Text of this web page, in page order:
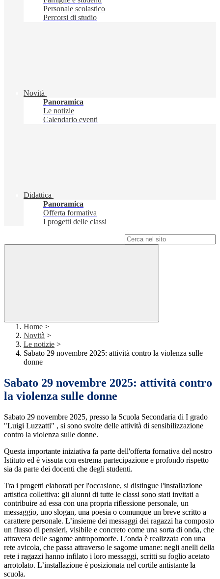
Personale scolastico
Percorsi di studio
Novità
Panoramica
Le notizie
Calendario eventi
Didattica
Panoramica
Offerta formativa
I progetti delle classi
Home >
Novità >
Le notizie >
Sabato 29 novembre 2025: attività contro la violenza sulle
donne
Sabato 29 novembre 2025: attività contro
la violenza sulle donne
Sabato 29 novembre 2025, presso la Scuola Secondaria di I grado
"Luigi Luzzatti" , si sono svolte delle attività di sensibilizzazione
contro la violenza sulle donne.
Questa importante iniziativa fa parte dell'offerta fornativa del nostro
Istituto ed è vissuta con estrema partecipazione e profondo rispetto
sia da parte dei docenti che degli studenti.
Tra i progetti elaborati per l'occasione, si distingue l'installazione
artistica collettiva: gli alunni di tutte le classi sono stati invitati a
contribuire ad essa con una propria riflessione personale, un
messaggio, uno slogan, una poesia o comunque un breve scritto a
carattere personale. L’insieme dei messaggi dei ragazzi ha composto
un flusso di pensieri, visibile e concreto come una sorta di onda, che
attravera delle sagome antropomorfe. L’onda è realizzata con una
rete avicola, che passa attraverso le sagome umane: negli anelli della
rete i ragazzi hanno infilato i loro messaggi, scritti su foglio acetato
arrotolato. L’installazione è posizionata nel cortile antistante la
scuola.